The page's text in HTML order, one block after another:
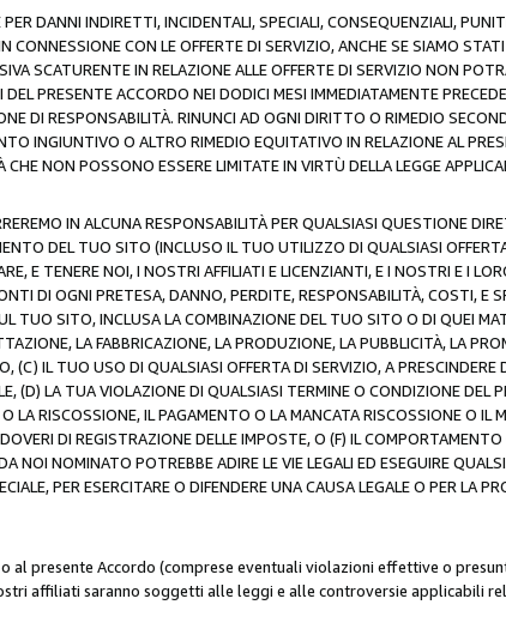
DANNI INDIRETTI, INCIDENTALI, SPECIALI, CONSEQUENZIALI,
CON LE OFFERTE DI SERVIZIO, ANCHE SE SIAMO
SCATURENTE IN RELAZIONE ALLE OFFERTE DI SERVIZIO NON
PRESENTE ACCORDO NEI DODICI MESI IMMEDIATAMENTE
DI RESPONSABILITÀ. RINUNCI AD OGNI DIRITTO O RIMEDIO
INGIUNTIVO O ALTRO RIMEDIO EQUITATIVO IN RELAZIONE AL
NON POSSONO ESSERE LIMITATE IN VIRTÙ DELLA LEGGE
IN ALCUNA RESPONSABILITÀ PER QUALSIASI QUESTIONE
DEL TUO SITO (INCLUSO IL TUO UTILIZZO DI QUALSIASI
E TENERE NOI, I NOSTRI AFFILIATI E LICENZIANTI, E I NOSTRI E I
DI OGNI PRETESA, DANNO, PERDITE, RESPONSABILITÀ, COSTI, E
TUO SITO, INCLUSA LA COMBINAZIONE DEL TUO SITO O DI QUEI
LA FABBRICAZIONE, LA PRODUZIONE, LA PUBBLICITÀ, LA
IL TUO USO DI QUALSIASI OFFERTA DI SERVIZIO, A PRESCINDERE
(D) LA TUA VIOLAZIONE DI QUALSIASI TERMINE O CONDIZIONE DEL
LA RISCOSSIONE, IL PAGAMENTO O LA MANCATA RISCOSSIONE O IL
DI REGISTRAZIONE DELLE IMPOSTE, O (F) IL
NOMINATO POTREBBE ADIRE LE VIE LEGALI ED ESEGUIRE
PER ESERCITARE O DIFENDERE UNA CAUSA LEGALE O PER LA
presente Accordo (comprese eventuali violazioni effettive o
affiliati saranno soggetti alle leggi e alle controversie applicabili